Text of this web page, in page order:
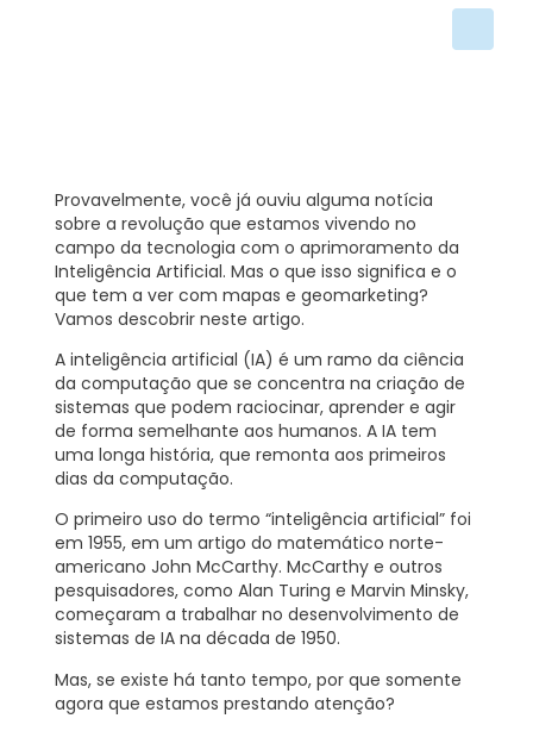
Provavelmente, você já ouviu alguma notícia
sobre a revolução que estamos vivendo no
campo da tecnologia com o aprimoramento da
Inteligência Artificial. Mas o que isso significa e o
que tem a ver com mapas e geomarketing?
Vamos descobrir neste artigo.
A inteligência artificial (IA) é um ramo da ciência
da computação que se concentra na criação de
sistemas que podem raciocinar, aprender e agir
de forma semelhante aos humanos. A IA tem
uma longa história, que remonta aos primeiros
dias da computação.
O primeiro uso do termo “inteligência artificial” foi
em 1955, em um artigo do matemático norte-
americano John McCarthy. McCarthy e outros
pesquisadores, como Alan Turing e Marvin Minsky,
começaram a trabalhar no desenvolvimento de
sistemas de IA na década de 1950.
Mas, se existe há tanto tempo, por que somente
agora que estamos prestando atenção?